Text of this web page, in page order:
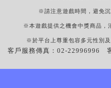
※請注意遊戲時間，避免
※本遊戲提供之機會中獎商品，
※於平台上尊重包容多元性別
客戶服務傳真：02-22996996